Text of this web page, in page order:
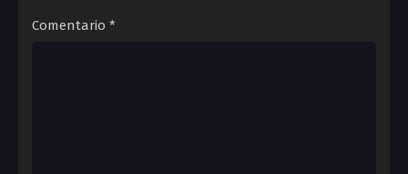
Comentario *